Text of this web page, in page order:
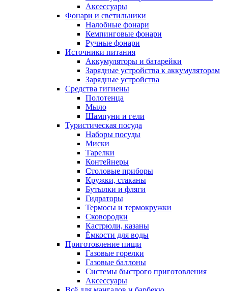
Аксессуары
Фонари и светильники
Налобные фонари
Кемпинговые фонари
Ручные фонари
Источники питания
Аккумуляторы и батарейки
Зарядные устройства к аккумуляторам
Зарядные устройства
Средства гигиены
Полотенца
Мыло
Шампуни и гели
Туристическая посуда
Наборы посуды
Миски
Тарелки
Контейнеры
Столовые приборы
Кружки, стаканы
Бутылки и фляги
Гидраторы
Термосы и термокружки
Сковородки
Кастрюли, казаны
Ёмкости для воды
Приготовление пищи
Газовые горелки
Газовые баллоны
Системы быстрого приготовления
Аксессуары